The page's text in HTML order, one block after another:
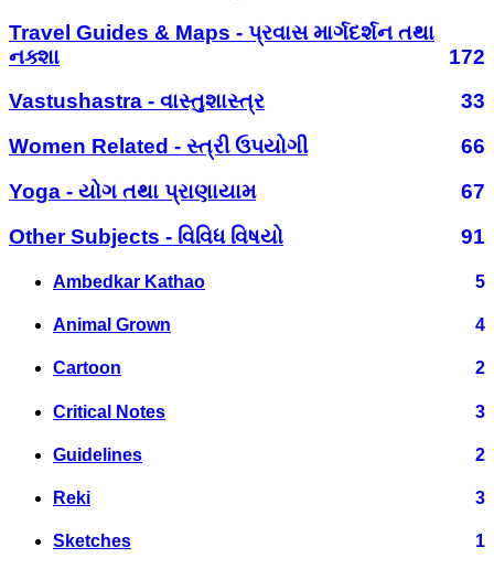
Travel Guides & Maps - પ્રવાસ માર્ગદર્શન તથા
નક્શા
172
Vastushastra - વાસ્તુશાસ્ત્ર
33
Women Related - સ્ત્રી ઉપયોગી
66
Yoga - યોગ તથા પ્રાણાયામ
67
Other Subjects - વિવિધ વિષયો
91
Ambedkar Kathao 5
Animal Grown 4
Cartoon 2
Critical Notes 3
Guidelines 2
Reki 3
Sketches 1